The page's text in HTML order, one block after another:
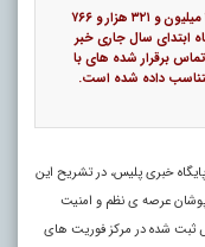
معاون عملیات فرماندهی انتظامی استان ازثبت ۲ میلیون و ۳۲۱ هزار و ۷۶۶
با مرکز فوریت های پلیسی ۱۱۰ در طول ۱۰ ماه ابتدای سال جاری خبر
و ۹۰۰ هزار عدد از تماس برقرار شده های با
خبری پلیس، در تشریح این
عرصه ی نظم و امنیت
امسال، بیش از ۷۰۹ هزار تماس ثبت شده در مرکز فوریت های